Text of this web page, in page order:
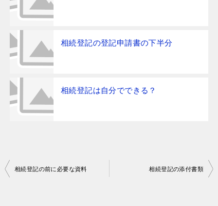
相続登記の登記申請書の下半分
相続登記は自分でできる？
投
相続登記の前に必要な資料 相続登記の添付書類